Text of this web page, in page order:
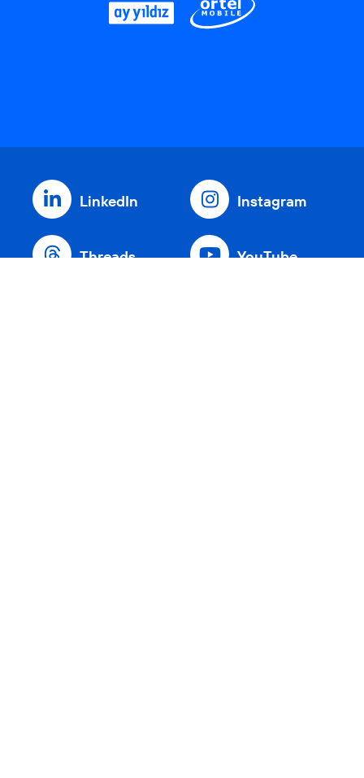
LinkedIn Instagram
Threads YouTube